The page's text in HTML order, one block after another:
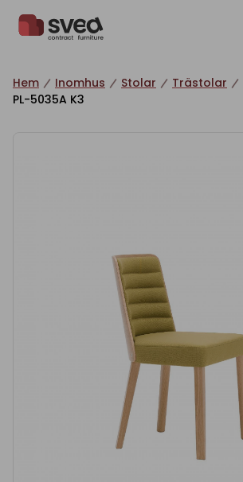
Hem Inomhus Stolar Trästolar
PL-5035A K3